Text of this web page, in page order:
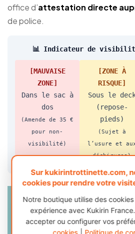
office d’attestation directe
de police.
📊 Indicateur de
[MAUVAISE
ZONE]
Dans le sac à
dos
(Amende de 35 €
pour non-
visibilité)
[ZONE À
RISQUE]
Sous le
(repose-
pieds)
(Sujet à
l’usure et
déchirures)
Sur kukirintrottinette.com,
cookies pour rendre votre
Notre boutique utilise des
expérience avec Kukirin
accepter ou configurer vos
cookies
Politique de